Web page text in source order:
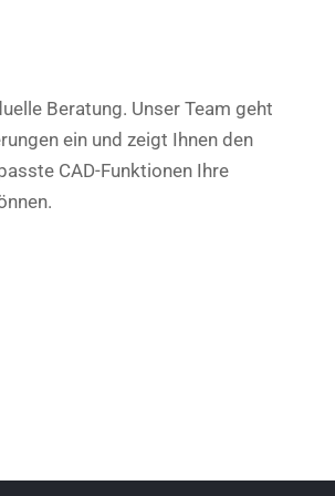
Beratung. Unser Team geht
ein und zeigt Ihnen den
CAD-Funktionen Ihre